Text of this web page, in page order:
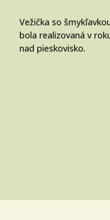
Vežička so
bola realizovaná v
nad pieskovisko.